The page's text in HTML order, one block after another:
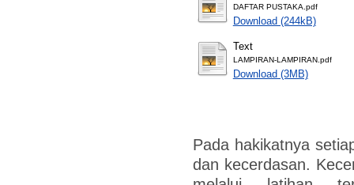
DAFTAR PUSTAKA.pdf
Download (244kB)
Text
LAMPIRAN-LAMPIRAN.pdf
Download (3MB)
Pada hakikatnya
dan kecerdasan.